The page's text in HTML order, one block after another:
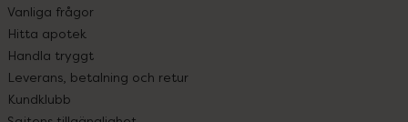
Vanliga frågor
Hitta apotek
Handla tryggt
Leverans, betalning och retur
Kundklubb